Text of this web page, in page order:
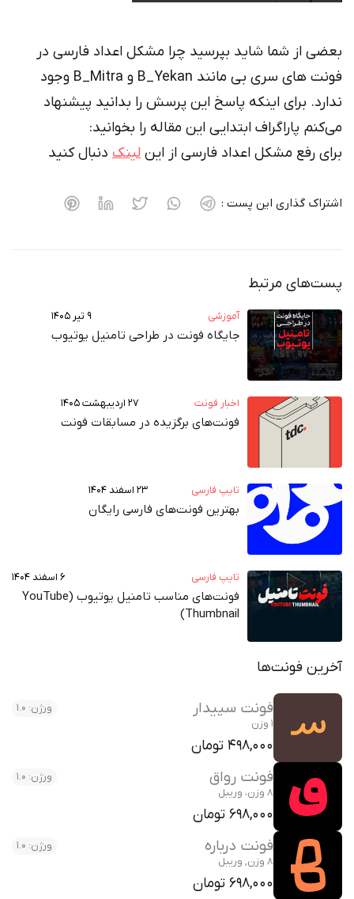
بعضی از شما شاید بپرسید چرا مشکل اعداد فارسی در
فونت های سری بی مانند B_Yekan و B_Mitra وجود
ندارد. برای اینکه پاسخ این پرسش را بدانید پیشنهاد
می‌کنم پاراگراف ابتدایی این مقاله را بخوانید:
برای رفع مشکل اعداد فارسی از این لینک دنبال کنید
اشتراک گذاری این پست :
پست‌های مرتبط
آموزشی ۹ تیر ۱۴۰۵
جایگاه فونت در طراحی تامنیل یوتیوب
اخبار فونت ۲۷ اردیبهشت ۱۴۰۵
فونت‌های برگزیده در مسابقات فونت
تایپ فارسی ۲۳ اسفند ۱۴۰۴
بهترین فونت‌های فارسی رایگان
تایپ فارسی ۶ اسفند ۱۴۰۴
فونت‌های مناسب تامنیل یوتیوب (YouTube
Thumbnail)
آخرین فونت‌ها
فونت سپیدار
ورژن: 1.0
1 وزن
498,000 تومان
فونت رواق
ورژن: 1.0
8 وزن، وریبل
698,000 تومان
فونت درباره
ورژن: 1.0
8 وزن, وریبل
698,000 تومان